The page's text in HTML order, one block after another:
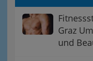
Graz
und